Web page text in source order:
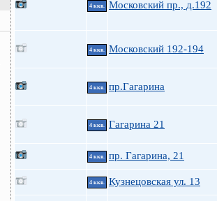
4 ккв. Московский пр., д.192
4 ккв. Московский 192-194
4 ккв. пр.Гагарина
4 ккв. Гагарина 21
4 ккв. пр. Гагарина, 21
4 ккв. Кузнецовская ул. 13